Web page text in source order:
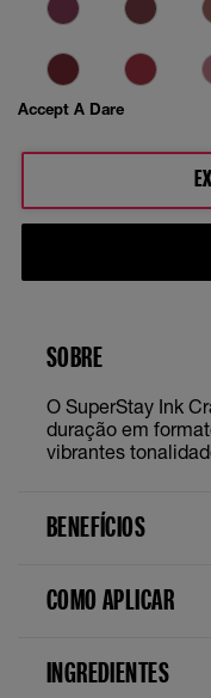
Accept A Dare
SOBRE
O SuperStay Ink
duração em
vibrantes
BENEFÍCIOS
COMO APLICAR
INGREDIENTES